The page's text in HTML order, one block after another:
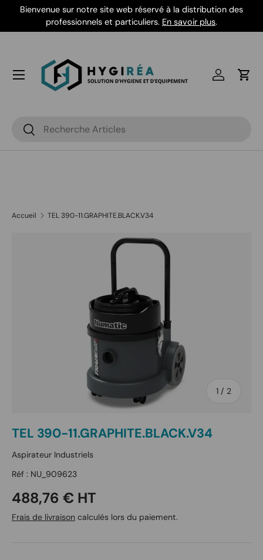
Aller au contenu
Bienvenue sur notre site web réservé à la distribution des
professionnels et particuliers. En savoir plus.
Recherche
Rechercher
Se
Accueil TEL 390-11.GRAPHITE.BLACK.V34
Passer aux informations produits
1 / de
2
TEL 390-11.GRAPHITE.BLACK.V34
Aspirateur Industriels
Réf : NU_909623
Prix habituel
488,76 € HT
Frais de livraison calculés lors du paiement.